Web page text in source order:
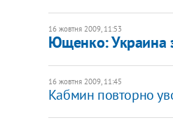
16 жовтня 2009, 11:53
Ющенко: Украина
16 жовтня 2009, 11:45
Кабмин повторно